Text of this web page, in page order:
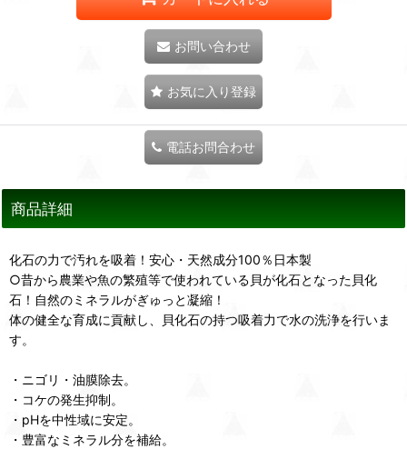
お問い合わせ
お気に入り登録
電話お問合わせ
商品詳細
化石の力で汚れを吸着！安心・天然成分100％日本製
○昔から農業や魚の繁殖等で使われている貝が化石となった貝化
石！自然のミネラルがぎゅっと凝縮！
体の健全な育成に貢献し、貝化石の持つ吸着力で水の洗浄を行いま
す。
・ニゴリ・油膜除去。
・コケの発生抑制。
・pHを中性域に安定。
・豊富なミネラル分を補給。